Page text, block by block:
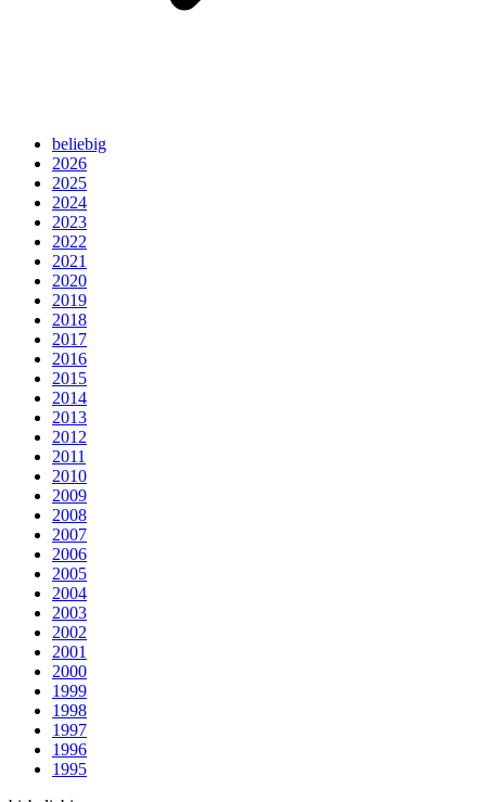
beliebig
2026
2025
2024
2023
2022
2021
2020
2019
2018
2017
2016
2015
2014
2013
2012
2011
2010
2009
2008
2007
2006
2005
2004
2003
2002
2001
2000
1999
1998
1997
1996
1995